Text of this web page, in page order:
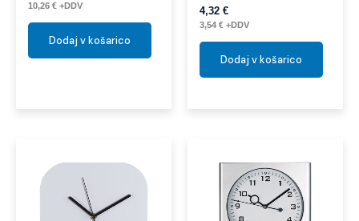
10,26 € +DDV
Dodaj v košarico
4,32 €
3,54 € +DDV
Dodaj v košarico